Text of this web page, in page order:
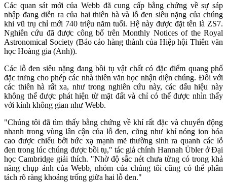
Các quan sát mới của Webb đã cung cấp bằng chứng về sự sáp
nhập đang diễn ra của hai thiên hà và lỗ đen siêu nặng của chúng
khi vũ trụ chỉ mới 740 triệu năm tuổi. Hệ này được đặt tên là ZS7.
Nghiên cứu đã được công bố trên Monthly Notices of the Royal
Astronomical Society (Báo cáo hàng thành của Hiệp hội Thiên văn
học Hoàng gia (Anh)).
Các lỗ đen siêu nặng đang bồi tụ vật chất có đặc điểm quang phổ
đặc trưng cho phép các nhà thiên văn học nhận diện chúng. Đối với
các thiên hà rất xa, như trong nghiên cứu này, các dấu hiệu này
không thể được phát hiện từ mặt đất và chỉ có thể được nhìn thấy
với kính không gian như Webb.
"Chúng tôi đã tìm thấy bằng chứng về khí rất đặc và chuyển động
nhanh trong vùng lân cận của lỗ đen, cũng như khí nóng ion hóa
cao được chiếu bởi bức xạ mạnh mẽ thường sinh ra quanh các lỗ
đen trong lúc chúng được bồi tụ," tác giả chính Hannah Übler ở Đại
học Cambridge giải thích. "Nhờ độ sắc nét chưa từng có trong khả
năng chụp ảnh của Webb, nhóm của chúng tôi cũng có thể phân
tách rõ ràng khoảng trống giữa hai lỗ đen."